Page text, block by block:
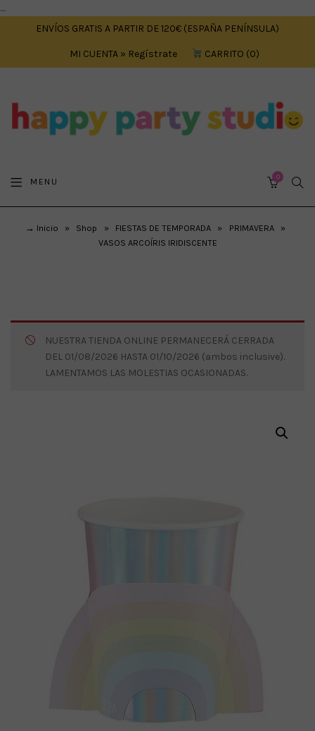
....
ENVÍOS GRATIS A PARTIR DE 120€ (ESPAÑA PENÍNSULA)
MI CUENTA » Regístrate CARRITO 0
MENU 0
→ Inicio » Shop » FIESTAS DE TEMPORADA » PRIMAVERA
»
VASOS ARCOÍRIS IRIDISCENTE
NUESTRA TIENDA ONLINE PERMANECERÁ CERRADA
DEL 01/08/2026 HASTA 01/10/2026 (ambos inclusive).
LAMENTAMOS LAS MOLESTIAS OCASIONADAS.